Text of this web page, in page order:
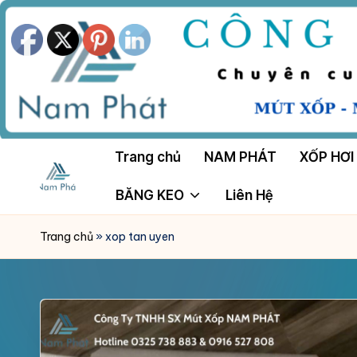
Skip
M
Ú
X
Ố
Ty
Tnhh
Xuất
Mút
Xốp
Trang chủ NAM PHÁT XỐP HƠI
BĂNG KEO Liên Hệ
Trang chủ»xop tan uyen